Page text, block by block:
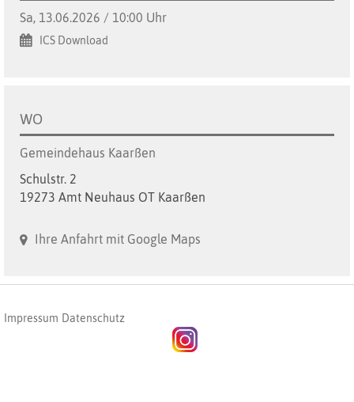
Sa, 13.06.2026 / 10:00 Uhr
ICS Download
WO
Gemeindehaus Kaarßen
Schulstr. 2
19273 Amt Neuhaus OT Kaarßen
Ihre Anfahrt mit Google Maps
Impressum Datenschutz